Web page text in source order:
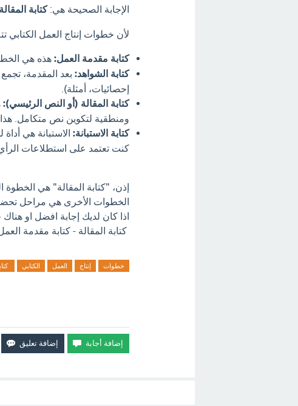
الإجابة الصحيحة هي:كتابة المقالة
لأن خطوات إنتاج العمل الكتابي
كتابة مقدمة العمل: هذه هي
كتابة الشواهد: بعد المقدمة،
إحصائيات، أمثلة).
كتابة المقالة (أو النص الرئيسي):
ومنطقية لتكوين نص متكامل.
كتابة الاستبانة: الاستبانة هي
كنت تعتمد على استطلاعات
إذن، "كتابة المقالة" هي الخطوة
الخطوات الأخرى هي مراحل
اذا كان لديك إجابة افضل او
كتابة المقالة - كتابة مقدمة
خطوات إنتاج العمل الكتابي